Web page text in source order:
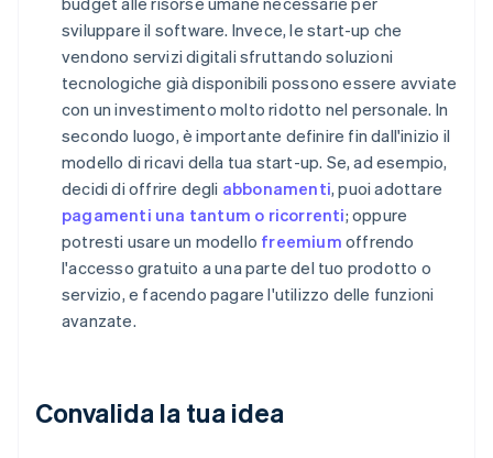
sviluppare il software. Invece, le start-up che
vendono servizi digitali sfruttando soluzioni
tecnologiche già disponibili possono essere avviate
con un investimento molto ridotto nel personale. In
secondo luogo, è importante definire fin dall'inizio il
modello di ricavi della tua start-up. Se, ad esempio,
decidi di offrire degli abbonamenti, puoi adottare
pagamenti una tantum o ricorrenti; oppure
potresti usare un modello freemium offrendo
l'accesso gratuito a una parte del tuo prodotto o
servizio, e facendo pagare l'utilizzo delle funzioni
avanzate.
Convalida la tua idea